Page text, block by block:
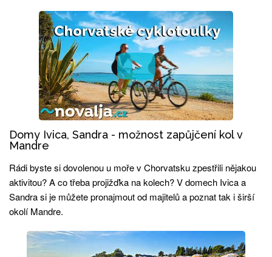
Domy Ivica, Sandra - možnost zapůjčení kol v
Mandre
Rádi byste si dovolenou u moře v Chorvatsku zpestřili nějakou
aktivitou? A co třeba projižďka na kolech? V domech Ivica a
Sandra si je můžete pronajmout od majitelů a poznat tak i širší
okolí Mandre.